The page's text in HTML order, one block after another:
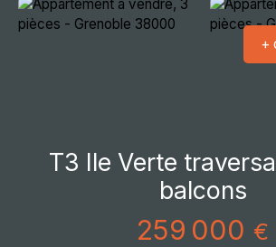
+
T3 Ile Verte
balcons
259 000 €